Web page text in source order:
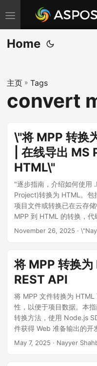
切
换
导
Home
主页 » Tags
convert
\"将 MPP 转换
| 在线导出
HTML\"
"逐步指南，介绍如何使用
Project)转换为 HTML。包
项目文件或转换已在云存
MPP 到 HTML 的转换，代
November 26, 2025 ·
将 MPP 转换
REST API
将 MPP 文件转换为
性，以便于项目数据。本
转换方法，使用 Node.js
件获得 Web 准备输出的开
May 7, 2025 · Nayyer